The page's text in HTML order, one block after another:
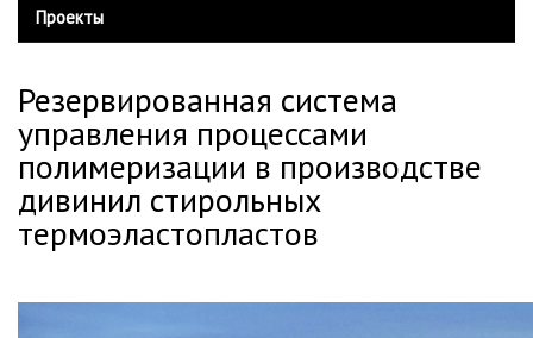
Оборудование Harrer&Kassen
Отзывы
Проекты
Вы здесь
Резервированная система
управления процессами
полимеризации в производстве
дивинил стирольных
термоэластопластов